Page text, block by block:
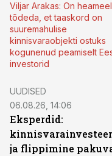
Viljar Arakas: On heameel
tõdeda, et taaskord on
suuremahulise
kinnisvaraobjekti ostuks
kogunenud peamiselt
investorid
UUDISED
06.08.26, 14:06
Eksperdid:
ja flippimine